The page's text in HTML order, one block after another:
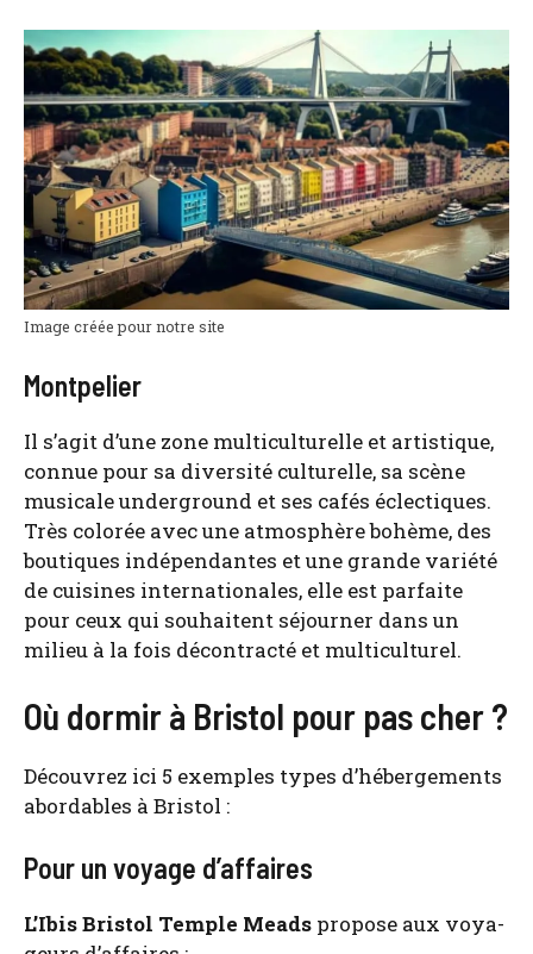
Image créée pour notre site
Montpelier
Il s’agit d’une zone mul­ti­cul­tu­relle et artis­tique,
connue pour sa diver­si­té cultu­relle, sa scène
musi­cale under­ground et ses cafés éclec­tiques.
Très colo­rée avec une atmo­sphère bohème, des
bou­tiques indé­pen­dantes et une grande varié­té
de cui­sines inter­na­tio­nales, elle est par­faite
pour ceux qui sou­haitent séjour­ner dans un
milieu à la fois décon­trac­té et mul­ti­cul­tu­rel.
Où dormir à Bristol pour pas cher ?
Décou­vrez ici 5 exemples types d’hébergements
abor­dables à Bris­tol :
Pour un voyage d’affaires
L’I­bis Bris­tol Temple Meads pro­pose aux voya­